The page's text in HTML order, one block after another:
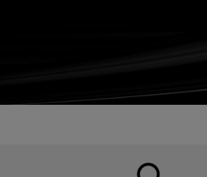
Chargement en cours...